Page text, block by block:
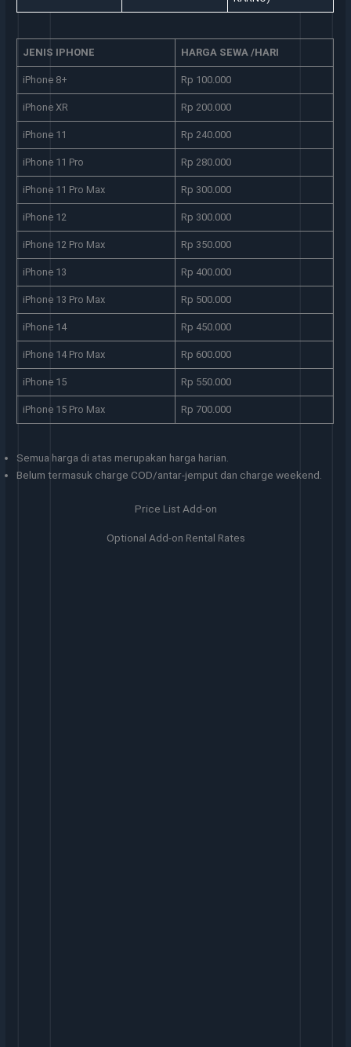
JENIS IPHONE HARGA SEWA /HARI
iPhone 8+ Rp 100.000
iPhone XR Rp 200.000
iPhone 11 Rp 240.000
iPhone 11 Pro Rp 280.000
iPhone 11 Pro Max Rp 300.000
iPhone 12 Rp 300.000
iPhone 12 Pro Max Rp 350.000
iPhone 13 Rp 400.000
iPhone 13 Pro Max Rp 500.000
iPhone 14 Rp 450.000
iPhone 14 Pro Max Rp 600.000
iPhone 15 Rp 550.000
iPhone 15 Pro Max Rp 700.000
Semua harga di atas merupakan harga harian.
Belum termasuk charge COD/antar-jemput dan charge weekend.
Price List Add-on
Optional Add-on Rental Rates